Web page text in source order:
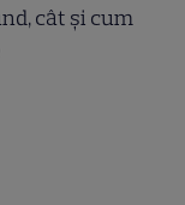
cât şi cum